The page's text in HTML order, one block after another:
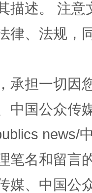
场
规模
描述。 注
律、法规，
承担一切因
中国公众传
news/
笔名和留言
媒、中国公